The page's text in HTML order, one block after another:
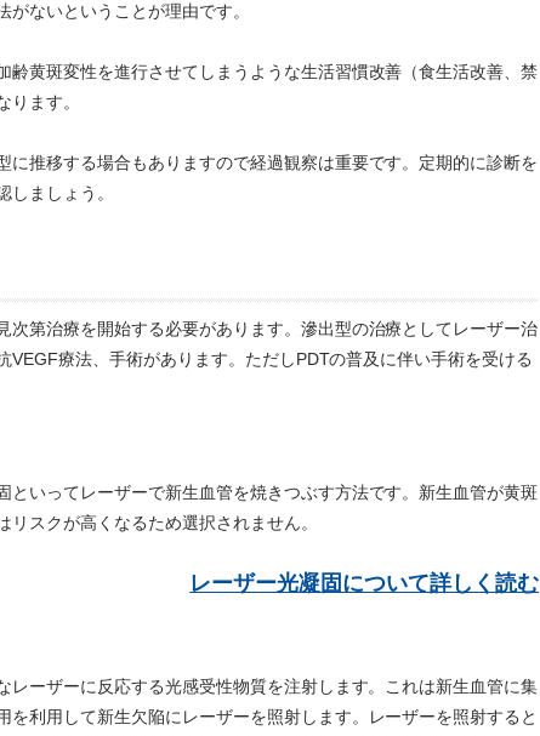
がないということが理由です。
齢黄斑変性を進行させてしまうような生活習慣改善（食生活改善、禁
ります。
に推移する場合もありますので経過観察は重要です。定期的に診断を
しましょう。
次第治療を開始する必要があります。滲出型の治療としてレーザー治
VEGF療法、手術があります。ただしPDTの普及に伴い手術を受ける
といってレーザーで新生血管を焼きつぶす方法です。新生血管が黄斑
スクが高くなるため選択されません。
レーザー光凝固について詳しく読む
レーザーに反応する光感受性物質を注射します。これは新生血管に集
を利用して新生欠陥にレーザーを照射します。レーザーを照射すると